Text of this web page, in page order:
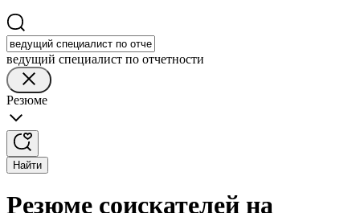
ведущий специалист по отчетности
Резюме
Найти
Резюме соискателей на